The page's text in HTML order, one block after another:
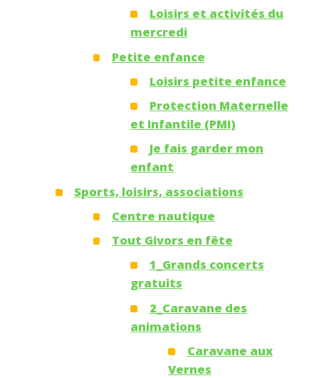
Loisirs et activités du
mercredi
Petite enfance
Loisirs petite enfance
Protection Maternelle
et Infantile (PMI)
Je fais garder mon
enfant
Sports, loisirs, associations
Centre nautique
Tout Givors en fête
1_Grands concerts
gratuits
2_Caravane des
animations
Caravane aux
Vernes